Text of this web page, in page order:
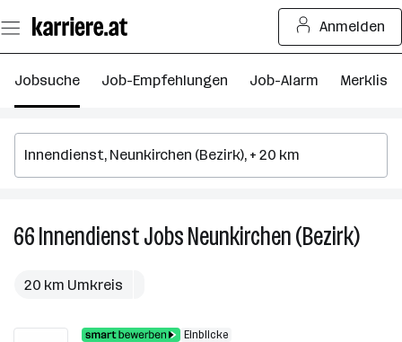
Seiteninhalt
springen
Anmelden
Jobsuche Job-Empfehlungen Job-Alarm Merkliste
66InnendienstJobsNeunkirchen (Bezirk)66
20 km Umkreis
Einblicke